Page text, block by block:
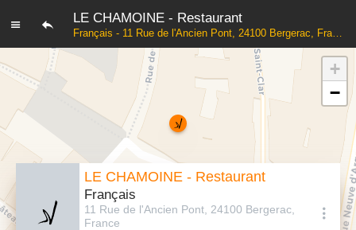
LE CHAMOINE - Restaurant
Français - 11 Rue de l'Ancien Pont, 24100 Bergerac, France
LE CHAMOINE - Restaurant
Français
11 Rue de l'Ancien Pont, 24100 Bergerac,
France
+
−